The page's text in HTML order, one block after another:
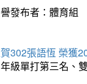
發布者：體育組
302張語恆 榮獲
級單打第三名、